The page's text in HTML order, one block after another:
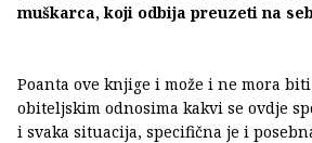
muškarca, koji odbija preuzeti na
Poanta ove knjige i može i ne mora
obiteljskim odnosima kakvi se ovdje
i svaka situacija, specifična je i